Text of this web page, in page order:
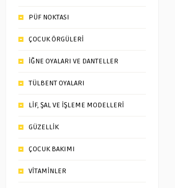
PÜF NOKTASI
ÇOCUK ÖRGÜLERİ
İĞNE OYALARI VE DANTELLER
TÜLBENT OYALARI
LİF, ŞAL VE İŞLEME MODELLERİ
GÜZELLİK
ÇOCUK BAKIMI
VİTAMİNLER